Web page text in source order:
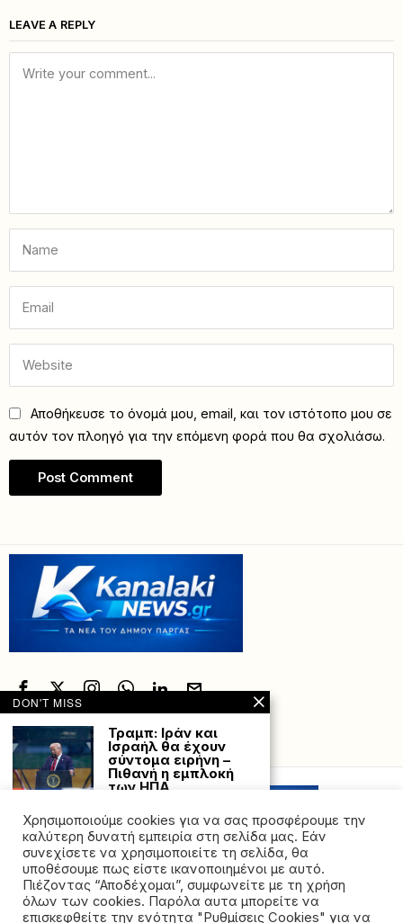
LEAVE A REPLY
Αποθήκευσε το όνομά μου, email, και τον ιστότοπο μου σε
αυτόν τον πλοηγό για την επόμενη φορά που θα σχολιάσω.
Powered with by Hostville”)
©2026 - All rights reserved. Απαγορεύεται ρητά η
Χρησιμοποιούμε cookies για να σας προσφέρουμε την
καλύτερη δυνατή εμπειρία στη σελίδα μας. Εάν
συνεχίσετε να χρησιμοποιείτε τη σελίδα, θα
υποθέσουμε πως είστε ικανοποιημένοι με αυτό.
Πιέζοντας “Αποδέχομαι”, συμφωνείτε με τη χρήση
όλων των cookies. Παρόλα αυτα μπορείτε να
επισκεφθείτε την ενότητα "Ρυθμίσεις Cookies" για να
DON'T MISS
Τραμπ: Ιράν και
Ισραήλ θα έχουν
σύντομα ειρήνη –
Πιθανή η εμπλοκή
των ΗΠΑ
έχουν ειρήνη
«σύντομα» ανέφερε
Νέα εποχή στην
Πορτογαλία: Η δεξιά
επικρατεί, οι
Σοσιαλιστές σε
αναζήτηση ηγεσίας